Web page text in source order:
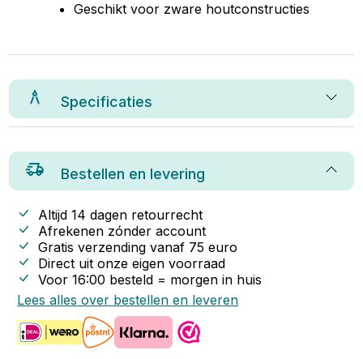
Geschikt voor zware houtconstructies
Specificaties
Bestellen en levering
Altijd 14 dagen retourrecht
Afrekenen zónder account
Gratis verzending vanaf 75 euro
Direct uit onze eigen voorraad
Voor 16:00 besteld = morgen in huis
Lees alles over bestellen en leveren